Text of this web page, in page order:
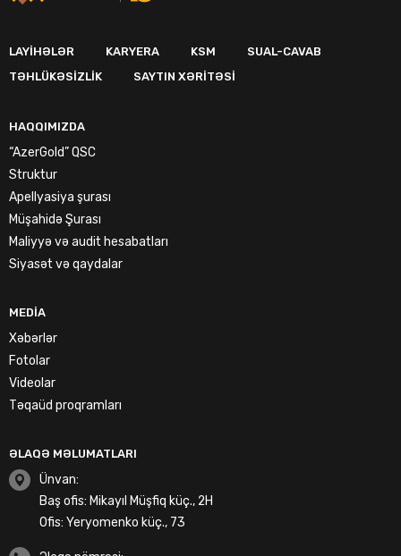
LAYIHƏLƏR KARYERA KSM
SUAL-CAVAB
TƏHLÜKƏSIZLIK
SAYTIN XƏRITƏSI
HAQQIMIZDA
“AzerGold” QSC
Struktur
Apellyasiya şurası
Müşahidə Şurası
Maliyyə və audit hesabatları
Siyasət və qaydalar
MEDIA
Xəbərlər
Fotolar
Videolar
Təqaüd proqramları
ƏLAQƏ MƏLUMATLARI
Ünvan:
Baş ofis: Mikayıl Müşfiq küç., 2H
Ofis: Yeryomenko küç., 73